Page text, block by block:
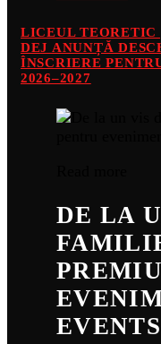
LICEUL TEORETIC
DEJ ANUNȚĂ
ÎNSCRIERE
2026–2027
DE LA
EVENTS